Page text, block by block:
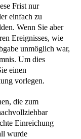
Frist nur
einfach zu
Wenn Sie aber
Ereignisses, wie
unmöglich war,
Um dies
einen
vorlegen.
die zum
Einreichung
wurde